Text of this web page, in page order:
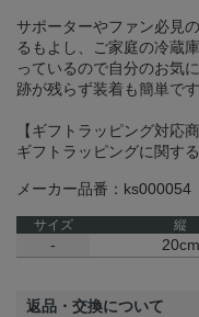
サポーターやファン必見
るもよし、ご家庭の冷蔵
っているので自分のお気
跡が残らず装着も簡単です
【ギフトラッピング対応商
ギフトラッピングに関す
メーカー品番：ks000054
サイズ 縦
- 20cm
返品・交換について